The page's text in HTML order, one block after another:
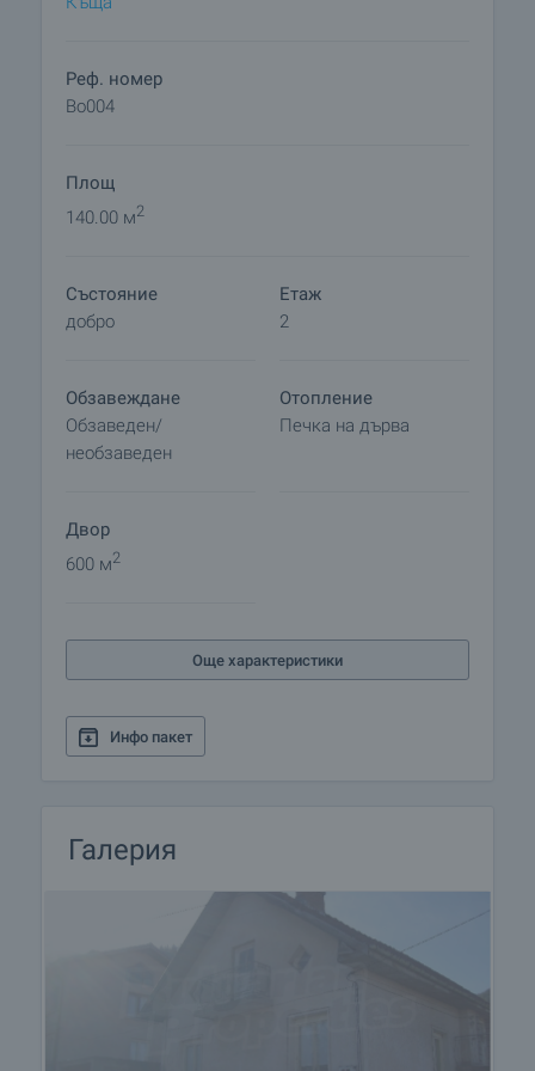
Реф. номер
Bo004
Площ
140.00 м2
Състояние
добро
Етаж
2
Обзавеждане
Обзаведен/
необзаведен
Отопление
Печка на дърва
Двор
600 м2
Още характеристики
Инфо пакет
Галерия